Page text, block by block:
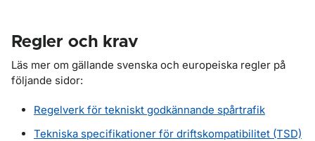
Regler och krav
Läs mer om gällande svenska och europeiska regler på
följande sidor:
Regelverk för tekniskt godkännande spårtrafik
Tekniska specifikationer för driftskompatibilitet (TSD)